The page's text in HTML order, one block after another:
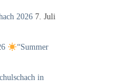
2026 7. Juli
“Summer
in